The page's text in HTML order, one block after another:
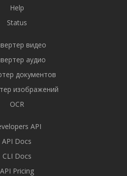
Help
Status
видео
аудио
документов
изображений
OCR
API
API Docs
CLI Docs
API Pricing